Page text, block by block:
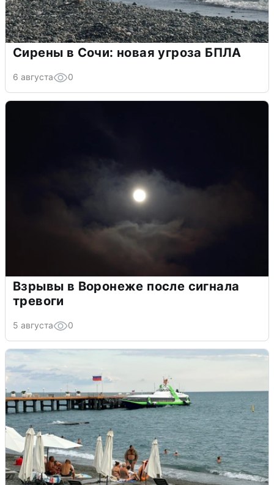
Сирены в Сочи: новая угроза БПЛА
6 августа 0
Взрывы в Воронеже после сигнала
тревоги
5 августа 0